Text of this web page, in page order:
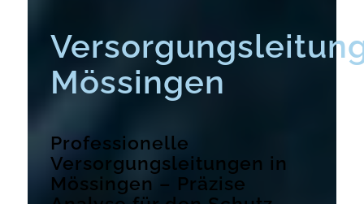
Mössingen
Professionelle
Versorgungsleitungen in
Mössingen – Präzise